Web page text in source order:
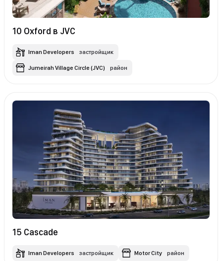
10 Oxford в JVC
Iman Developers застройщик
Jumeirah Village Circle (JVC) район
15 Cascade
Iman Developers застройщик Motor City район